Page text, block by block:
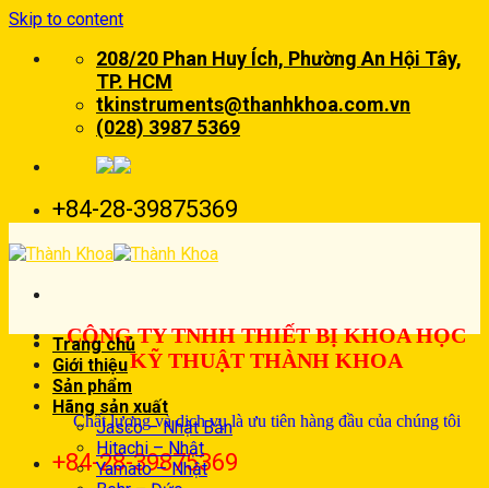
Skip to content
208/20 Phan Huy Ích, Phường An Hội Tây,
TP. HCM
tkinstruments@thanhkhoa.com.vn
(028) 3987 5369
+84-28-39875369
CÔNG TY TNHH THIẾT BỊ KHOA HỌC
KỸ THUẬT THÀNH KHOA
Chất lượng và dịch vụ là ưu tiên hàng đầu của chúng tôi
+84-28-39875369
Trang chủ
Giới thiệu
Sản phẩm
Hãng sản xuất
Jasco – Nhật Bản
Hitachi – Nhật
Yamato – Nhật